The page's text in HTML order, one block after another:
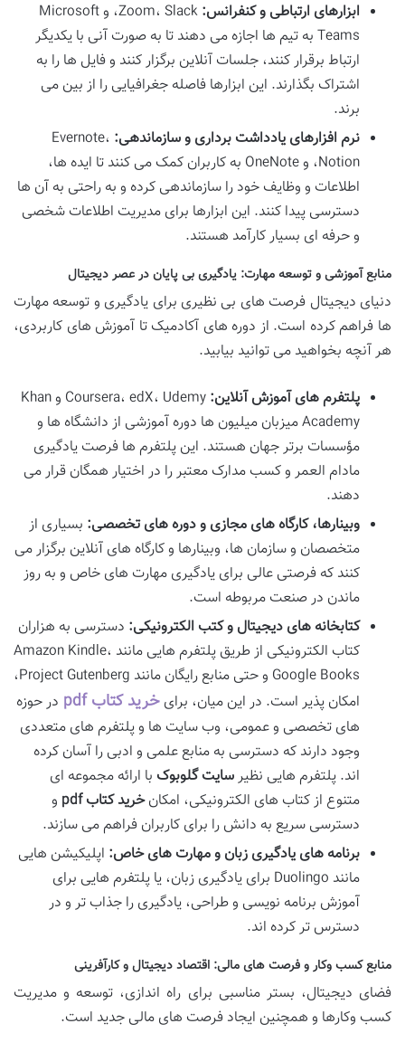
ابزارهای ارتباطی و کنفرانس:
Zoom، Slack، و Microsoft
Teams به تیم ها اجازه می دهند تا به صورت آنی با یکدیگر
ارتباط برقرار کنند، جلسات آنلاین برگزار کنند و فایل ها را به
اشتراک بگذارند. این ابزارها فاصله جغرافیایی را از بین می
برند.
نرم افزارهای یادداشت برداری و سازماندهی: Evernote،
Notion، و OneNote به کاربران کمک می کنند تا ایده ها،
اطلاعات و وظایف خود را سازماندهی کرده و به راحتی به آن ها
دسترسی پیدا کنند. این ابزارها برای مدیریت اطلاعات شخصی
و حرفه ای بسیار کارآمد هستند.
منابع آموزشی و توسعه مهارت: یادگیری بی پایان در عصر دیجیتال
دنیای دیجیتال فرصت های بی نظیری برای یادگیری و توسعه مهارت
ها فراهم کرده است. از دوره های آکادمیک تا آموزش های کاربردی،
هر آنچه بخواهید می توانید بیابید.
پلتفرم های آموزش آنلاین:
Coursera، edX، Udemy و Khan
Academy میزبان میلیون ها دوره آموزشی از دانشگاه ها و
مؤسسات برتر جهان هستند. این پلتفرم ها فرصت یادگیری
مادام العمر و کسب مدارک معتبر را در اختیار همگان قرار می
دهند.
وبینارها، کارگاه های مجازی و دوره های تخصصی: بسیاری از
متخصصان و سازمان ها، وبینارها و کارگاه های آنلاین برگزار می
کنند که فرصتی عالی برای یادگیری مهارت های خاص و به روز
ماندن در صنعت مربوطه است.
کتابخانه های دیجیتال و کتب الکترونیکی: دسترسی به هزاران
کتاب الکترونیکی از طریق پلتفرم هایی مانند Amazon Kindle،
Google Books و حتی منابع رایگان مانند Project Gutenberg،
امکان پذیر است. در این میان، برای خرید کتاب pdf
در حوزه
های تخصصی و عمومی، وب سایت ها و پلتفرم های متعددی
وجود دارند که دسترسی به منابع علمی و ادبی را آسان کرده
اند. پلتفرم هایی نظیرسایت گلوبوک با ارائه مجموعه ای
متنوع از کتاب های الکترونیکی، امکانخرید کتاب pdf
و
دسترسی سریع به دانش را برای کاربران فراهم می سازند.
برنامه های یادگیری زبان و مهارت های خاص: اپلیکیشن هایی
مانند Duolingo برای یادگیری زبان، یا پلتفرم هایی برای
آموزش برنامه نویسی و طراحی، یادگیری را جذاب تر و در
دسترس تر کرده اند.
منابع کسب وکار و فرصت های مالی: اقتصاد دیجیتال و کارآفرینی
فضای دیجیتال، بستر مناسبی برای راه اندازی، توسعه و مدیریت
کسب وکارها و همچنین ایجاد فرصت های مالی جدید است.